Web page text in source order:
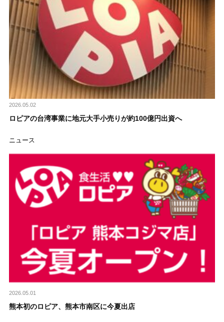
2026.05.02
ロピアの台湾事業に地元大手小売りが約100億円出資へ
ニュース
2026.05.01
熊本初のロピア、熊本市南区に今夏出店